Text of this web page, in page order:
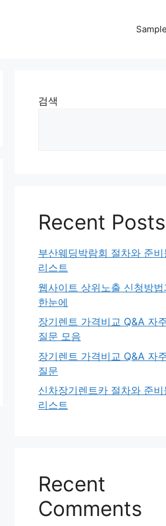
검색
Recent Posts
부산웨딩박람회 절차와 준비
리스트
웹사이트 상위노출 신청방
한눈에
장기렌트 가격비교 Q&A 자
질문 모음
장기렌트 가격비교 Q&A 자
질문
신차장기렌트카 절차와 준비
리스트
Recent
Comments